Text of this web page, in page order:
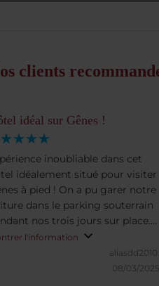
clients
idéal sur Gênes !
inoubliable dans cet
idéalement situé pour visiter
à pied ! On a pu garer notre
dans le parking souterrain
nos trois jours sur place.
chambre avait une vue
sur le port ! Le petit-
buffet est excellent et
l'information
aliasdd2010.
08/03/2025